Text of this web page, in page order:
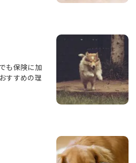
も保険に加
すすめの理